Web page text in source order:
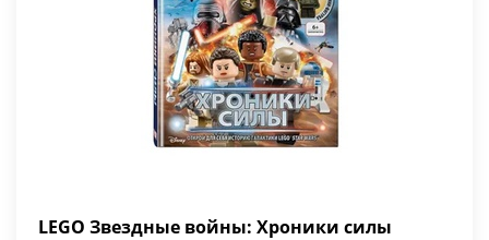
LEGO Звездные войны: Хроники силы